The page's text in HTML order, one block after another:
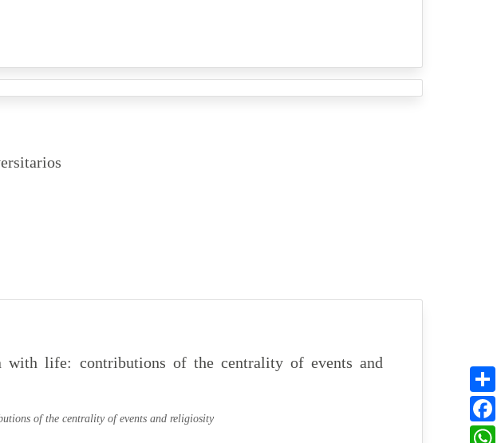
with life: contributions of the centrality of events and
of the centrality of events and religiosity